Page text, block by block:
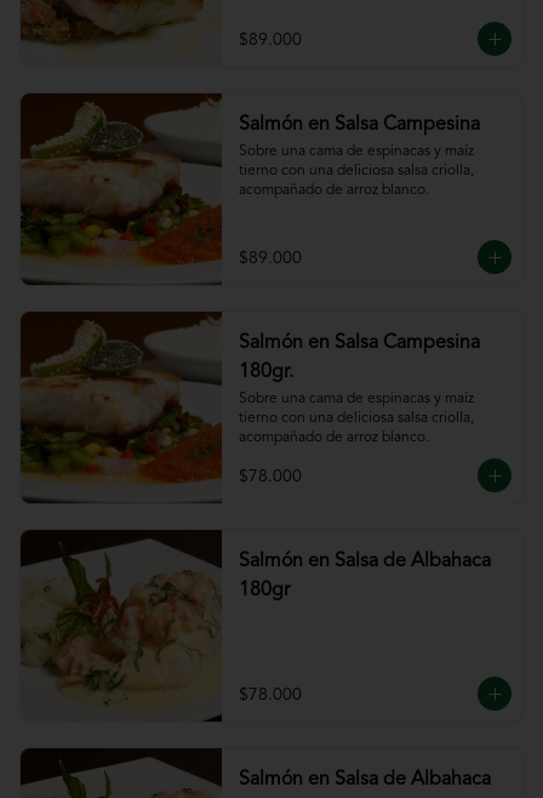
$89.000
Salmón en Salsa Campesina
Sobre una cama de espinacas y maíz
tierno con una deliciosa salsa criolla,
acompañado de arroz blanco.
$89.000
Salmón en Salsa Campesina
180gr.
Sobre una cama de espinacas y maíz
tierno con una deliciosa salsa criolla,
acompañado de arroz blanco.
$78.000
Salmón en Salsa de Albahaca
180gr
$78.000
Salmón en Salsa de Albahaca